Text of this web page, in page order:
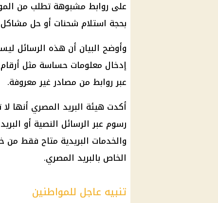
على روابط مشبوهة تطلب من
بحجة استلام شحنات أو حل مشاكل
وأوضح البيان أن هذه الرسائل
إدخال معلومات حساسة مثل أرقام
عبر روابط من مصادر غير معروفة.
أكدت هيئة البريد المصري أنها
رسوم عبر الرسائل النصية أو
والخدمات البريدية متاح فقط من
الخاص بالبريد المصري.
تنبيه عاجل للمواطنين